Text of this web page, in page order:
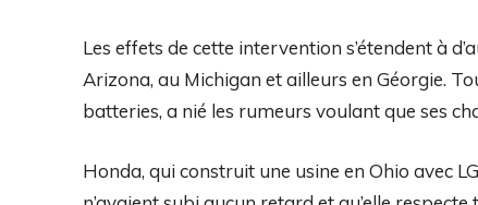
Les effets de cette intervention s’étendent à
Arizona, au Michigan et ailleurs en Géorgie.
batteries, a nié les rumeurs voulant que ses
Honda, qui construit une usine en Ohio avec